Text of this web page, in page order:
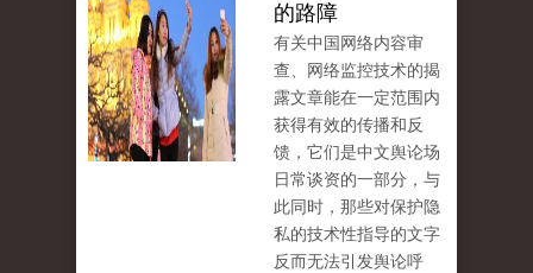
的路障
有关中国网络内容审
查、网络监控技术的揭
露文章能在一定范围内
获得有效的传播和反
馈，它们是中文舆论场
日常谈资的一部分，与
此同时，那些对保护隐
私的技术性指导的文字
反而无法引发舆论呼